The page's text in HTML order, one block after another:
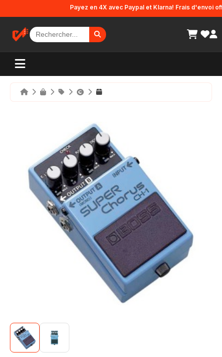
Payez en 4X avec Paypal et Klarna! Frais d'envoi
Panneau de gestion des cookies